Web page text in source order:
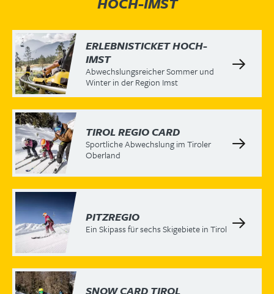
ERLEBNISTICKET HOCH-
IMST
Abwechslungsreicher Sommer und
Winter in der Region Imst
TIROL REGIO CARD
Sportliche Abwechslung im Tiroler
Oberland
PITZREGIO
Ein Skipass für sechs Skigebiete in Tirol
SNOW CARD TIROL